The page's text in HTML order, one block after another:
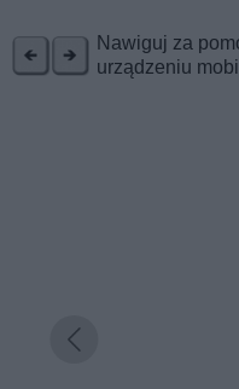
Nawiguj za
urządzeniu